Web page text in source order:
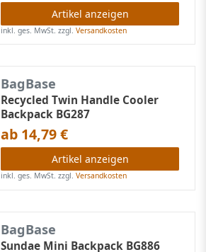
Artikel anzeigen
inkl. ges. MwSt. zzgl.Versandkosten
BagBase
Recycled Twin Handle Cooler
Backpack BG287
ab 14,79 €
Artikel anzeigen
inkl. ges. MwSt. zzgl.Versandkosten
BagBase
Sundae Mini Backpack BG886